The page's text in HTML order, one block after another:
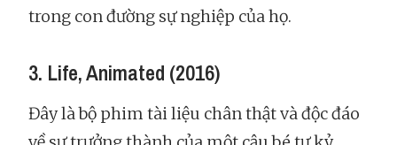
trong con đường sự nghiệp của họ.
3. Life, Animated (2016)
Đây là bộ phim tài liệu chân thật và độc đáo